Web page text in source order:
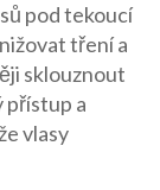
pod tekoucí
tření a
sklouznout
přístup a
vlasy